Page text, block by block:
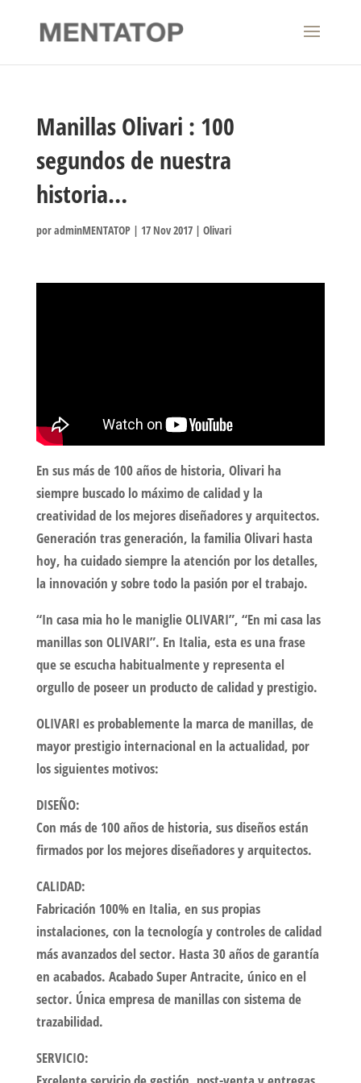
Manillas Olivari : 100
segundos de nuestra
historia…
poradminMENTATOP| 17 Nov 2017| Olivari
En sus más de 100 años de historia, Olivari ha
siempre buscado lo máximo de calidad y la
creatividad de los mejores diseñadores y arquitectos.
Generación tras generación, la familia Olivari hasta
hoy, ha cuidado siempre la atención por los detalles,
la innovación y sobre todo la pasión por el trabajo.
“In casa mia ho le maniglie OLIVARI”, “En mi casa las
manillas son OLIVARI”. En Italia, esta es una frase
que se escucha habitualmente y representa el
orgullo de poseer un producto de calidad y prestigio.
OLIVARI es probablemente la marca de manillas, de
mayor prestigio internacional en la actualidad, por
los siguientes motivos:
DISEÑO:
Con más de 100 años de historia, sus diseños están
firmados por los mejores diseñadores y arquitectos.
CALIDAD:
Fabricación 100% en Italia, en sus propias
instalaciones, con la tecnología y controles de calidad
más avanzados del sector. Hasta 30 años de garantía
en acabados. Acabado Super Antracite, único en el
sector. Única empresa de manillas con sistema de
trazabilidad.
SERVICIO: